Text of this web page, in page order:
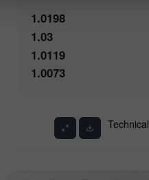
1.0198
1.03
1.0119
1.0073
Technical